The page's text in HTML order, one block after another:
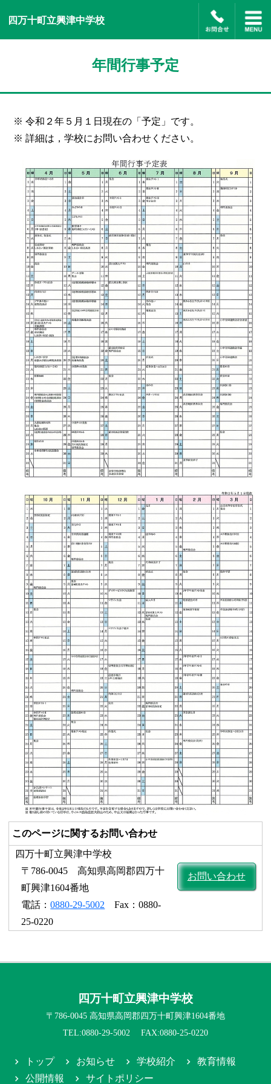
四万十町立興津中学校
年間行事予定
※ 令和２年５月１日現在の「予定」です。
※ 詳細は，学校にお問い合わせください。
このページに関するお問い合わせ
四万十町立興津中学校
〒786-0045 高知県高岡郡四万十
町興津1604番地
電話：0880-29-5002 Fax：0880-
25-0220
お問い合わせ
四万十町立興津中学校
〒786-0045 高知県高岡郡四万十町興津1604番地
TEL:0880-29-5002 FAX:0880-25-0220
トップ お知らせ 学校紹介
教育情報
公開情報
サイトポリシー